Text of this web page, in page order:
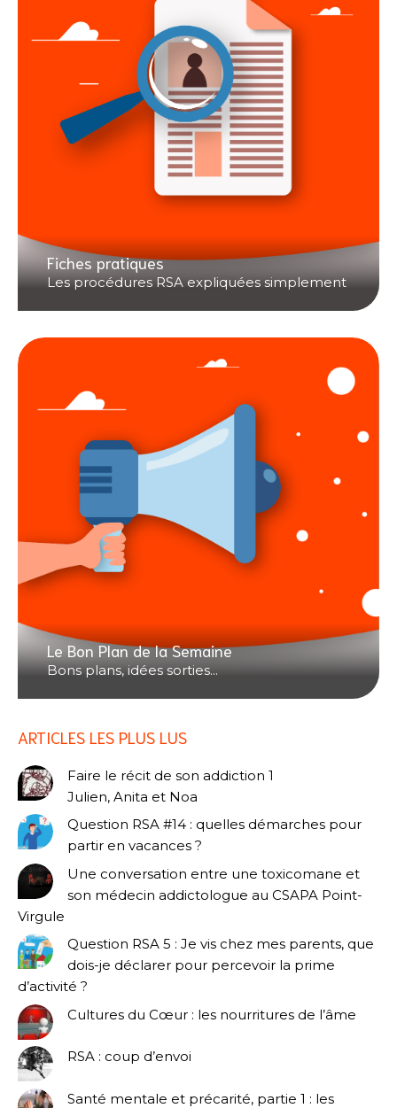
Fiches pratiques
Les procédures RSA expliquées simplement
Le Bon Plan de la Semaine
Bons plans, idées sorties...
ARTICLES LES PLUS LUS
Faire le récit de son addiction 1
Julien, Anita et Noa
Question RSA #14 : quelles démarches pour
partir en vacances ?
Une conversation entre une toxicomane et
son médecin addictologue au CSAPA Point-
Virgule
Question RSA 5 : Je vis chez mes parents, que
dois-je déclarer pour percevoir la prime
d’activité ?
Cultures du Cœur : les nourritures de l’âme
RSA : coup d’envoi
Santé mentale et précarité, partie 1 : les